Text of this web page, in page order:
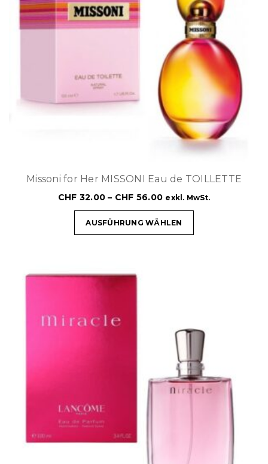
Missoni for Her MISSONI Eau de TOILLETTE
CHF 32.00 – CHF 56.00 exkl. MwSt.
AUSFÜHRUNG WÄHLEN